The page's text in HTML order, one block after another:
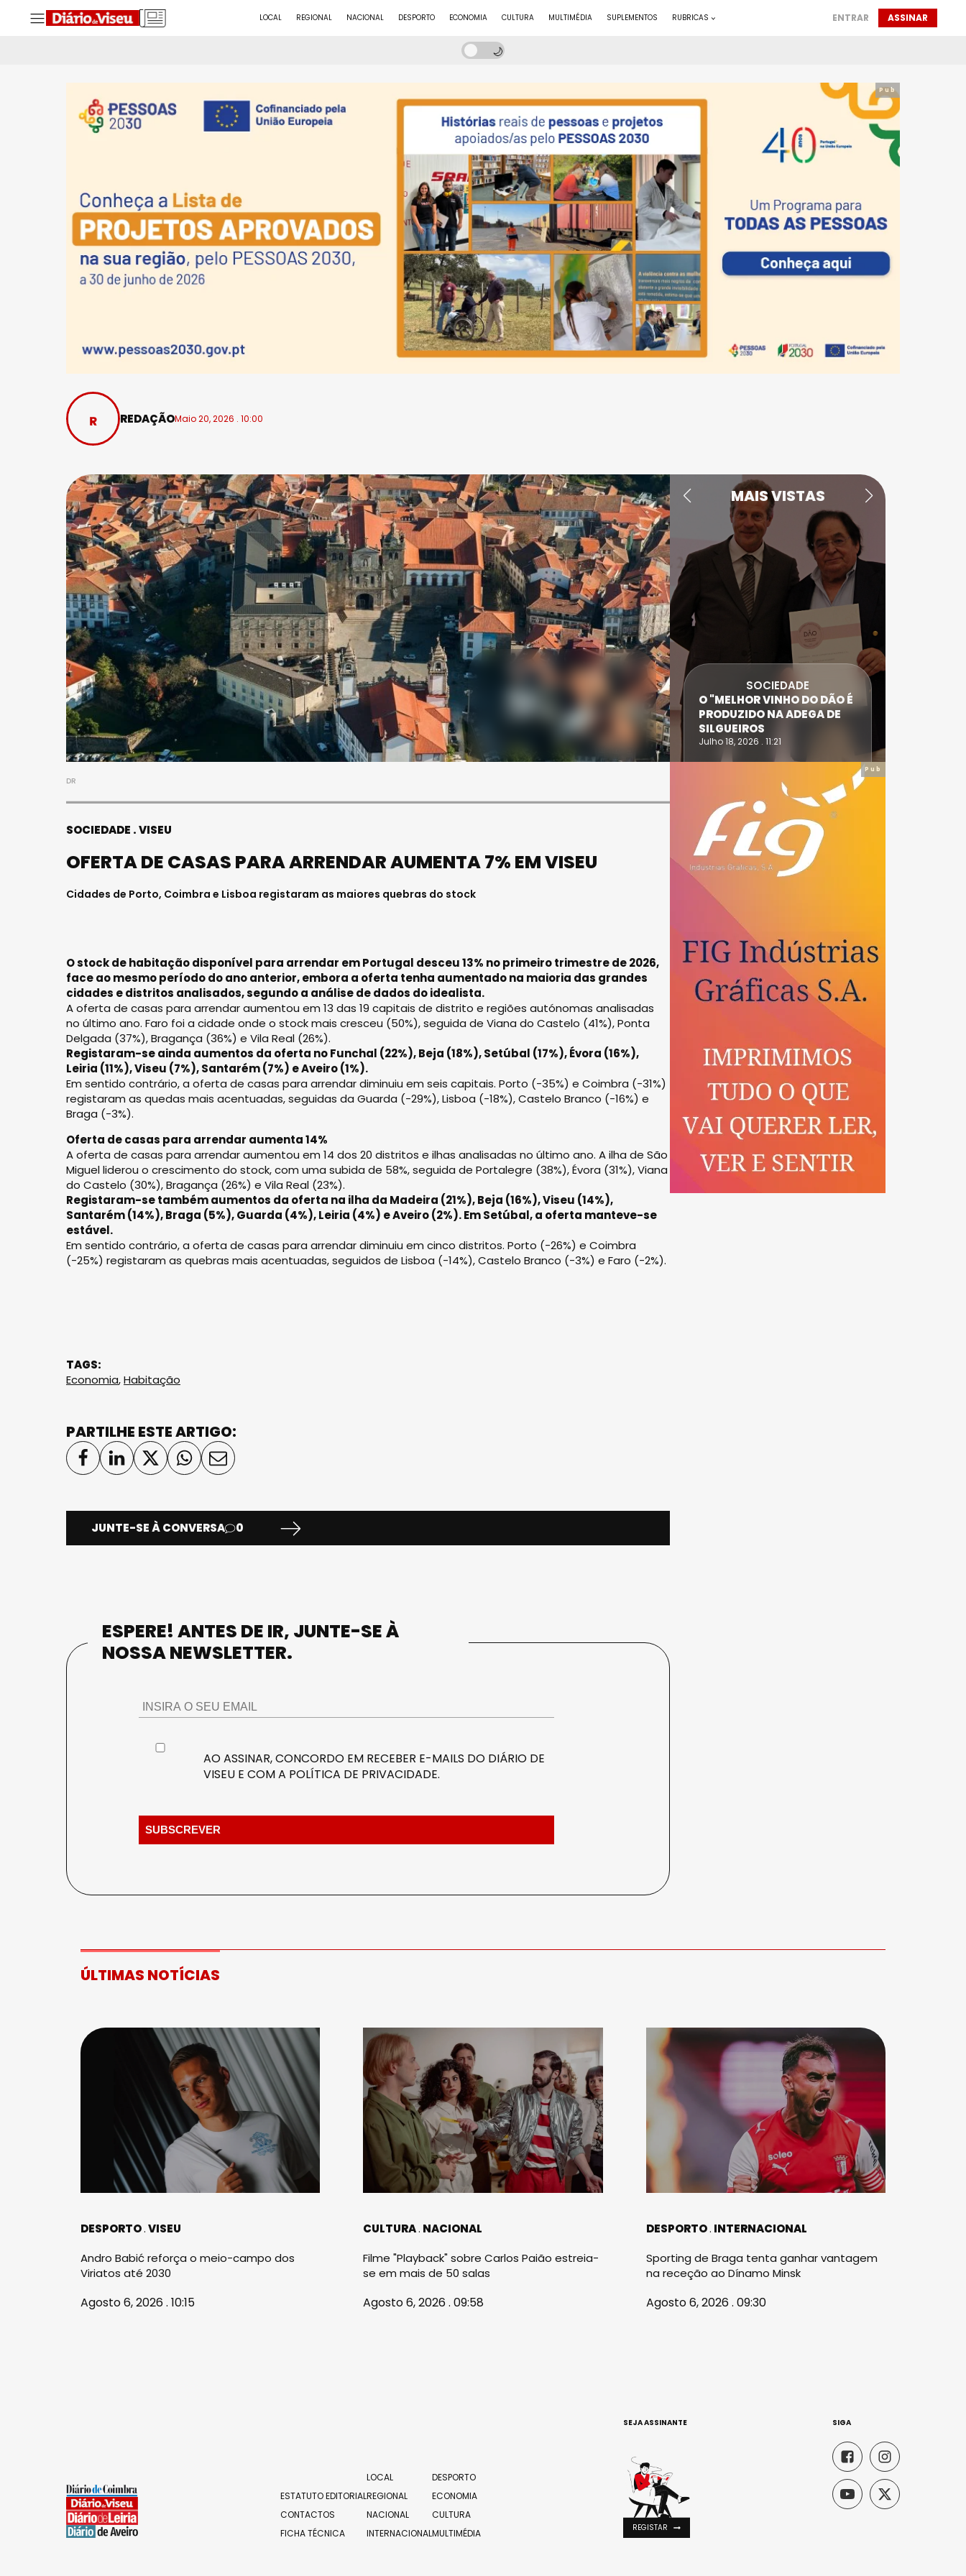
LOCAL REGIONAL NACIONAL DESPORTO ECONOMIA CULTURA MULTIMÉDIA SUPLEMENTOS RUBRICAS ENTRAR ASSINAR
Pub
REDAÇÃOMaio 20, 2026 . 10:00
DR
SOCIEDADE VISEU
OFERTA DE CASAS PARA ARRENDAR AUMENTA 7% EM VISEU
Cidades de Porto, Coimbra e Lisboa registaram as maiores quebras do stock
O stock de habitação disponível para arrendar em Portugal desceu 13% no primeiro trimestre de 2026,
face ao mesmo período do ano anterior, embora a oferta tenha aumentado na maioria das grandes
cidades e distritos analisados, segundo a análise de dados do idealista.
A oferta de casas para arrendar aumentou em 13 das 19 capitais de distrito e regiões autónomas analisadas
no último ano. Faro foi a cidade onde o stock mais cresceu (50%), seguida de Viana do Castelo (41%), Ponta
Delgada (37%), Bragança (36%) e Vila Real (26%).
Registaram-se ainda aumentos da oferta no Funchal (22%), Beja (18%), Setúbal (17%), Évora (16%),
Leiria (11%), Viseu (7%), Santarém (7%) e Aveiro (1%).
Em sentido contrário, a oferta de casas para arrendar diminuiu em seis capitais. Porto (-35%) e Coimbra (-31%)
registaram as quedas mais acentuadas, seguidas da Guarda (-29%), Lisboa (-18%), Castelo Branco (-16%) e
Braga (-3%).
Oferta de casas para arrendar aumenta 14%
A oferta de casas para arrendar aumentou em 14 dos 20 distritos e ilhas analisadas no último ano. A ilha de São
Miguel liderou o crescimento do stock, com uma subida de 58%, seguida de Portalegre (38%), Évora (31%), Viana
do Castelo (30%), Bragança (26%) e Vila Real (23%).
Registaram-se também aumentos da oferta na ilha da Madeira (21%), Beja (16%), Viseu (14%),
Santarém (14%), Braga (5%), Guarda (4%), Leiria (4%) e Aveiro (2%). Em Setúbal, a oferta manteve-se
estável.
Em sentido contrário, a oferta de casas para arrendar diminuiu em cinco distritos. Porto (-26%) e Coimbra
(-25%) registaram as quebras mais acentuadas, seguidos de Lisboa (-14%), Castelo Branco (-3%) e Faro (-2%).
TAGS:
Economia,Habitação
PARTILHE ESTE ARTIGO:
JUNTE-SE À CONVERSA 0
ESPERE! ANTES DE IR, JUNTE-SE À
NOSSA NEWSLETTER.
AO ASSINAR, CONCORDO EM RECEBER E-MAILS DO DIÁRIO DE
VISEU E COM A POLÍTICA DE PRIVACIDADE.
MAIS VISTAS
SOCIEDADE
ASAE APREENDE CERCA DE
21 MIL LITROS DE VINHO E
ESPUMANTE NA REGIÃO
SOCIEDADE
O "MELHOR VINHO DO DÃO É
PRODUZIDO NA ADEGA DE
SILGUEIROS
Julho 18, 2026 . 11:21
Pub
ÚLTIMAS NOTÍCIAS
DESPORTO VISEU
Andro Babić reforça o meio-campo dos
Viriatos até 2030
Agosto 6, 2026 . 10:15
CULTURA NACIONAL
Filme "Playback" sobre Carlos Paião estreia-
se em mais de 50 salas
Agosto 6, 2026 . 09:58
DESPORTO INTERNACIONAL
Sporting de Braga tenta ganhar vantagem
na receção ao Dínamo Minsk
Agosto 6, 2026 . 09:30
ESTATUTO EDITORIAL
CONTACTOS
FICHA TÉCNICA
LOCAL
REGIONAL
NACIONAL
INTERNACIONAL
DESPORTO
ECONOMIA
CULTURA
MULTIMÉDIA
SEJA ASSINANTE
REGISTAR
SIGA